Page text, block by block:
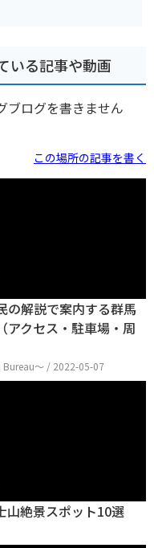
いる記事や動画
ブログを書きません
この場所の記事を書く
の解説で案内する群馬
アクセス・駐車場・周
〜 / 2022-05-07
山絶景スポット10選